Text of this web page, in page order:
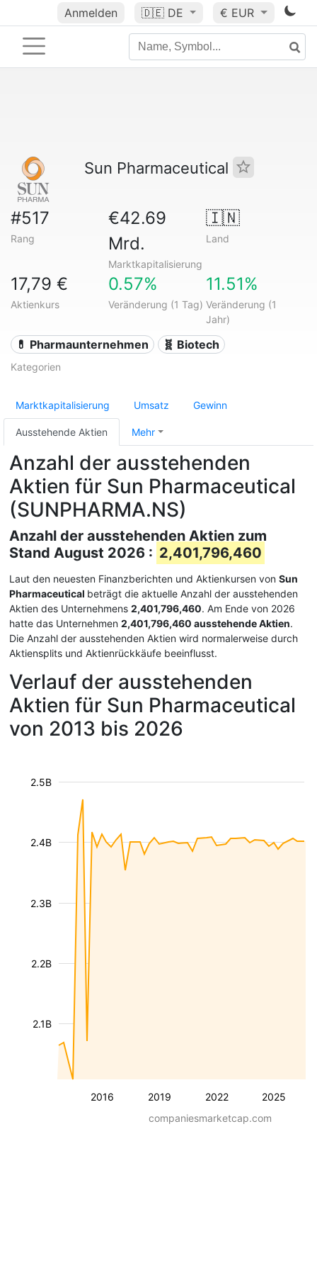
Anmelden 🇩🇪 DE € EUR
Sun Pharmaceutical
#517
Rang
€42.69
Mrd.
Marktkapitalisierung
🇮🇳
Land
17,79 €
Aktienkurs
0.57%
Veränderung (1 Tag)
11.51%
Veränderung (1
Jahr)
💊 Pharmaunternehmen 🧬 Biotech
Kategorien
Marktkapitalisierung Umsatz Gewinn
Ausstehende Aktien Mehr
Anzahl der ausstehenden
Aktien für Sun Pharmaceutical
(SUNPHARMA.NS)
Anzahl der ausstehenden Aktien zum
Stand August 2026 : 2,401,796,460
Laut den neuesten Finanzberichten und Aktienkursen von Sun
Pharmaceutical beträgt die aktuelle Anzahl der ausstehenden
Aktien des Unternehmens 2,401,796,460. Am Ende von 2026
hatte das Unternehmen 2,401,796,460 ausstehende Aktien.
Die Anzahl der ausstehenden Aktien wird normalerweise durch
Aktiensplits und Aktienrückkäufe beeinflusst.
Verlauf der ausstehenden
Aktien für Sun Pharmaceutical
von 2013 bis 2026
2016 2019 2022 2025
2.1B
2.2B
2.3B
2.4B
2.5B
companiesmarketcap.com